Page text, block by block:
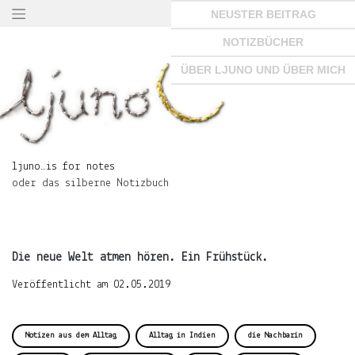
Springe
×
ljuno…
for
notes
Notizbuch
ljuno…is for notes
oder das silberne Notizbuch
Die neue Welt atmen hören. Ein Frühstück.
Veröffentlicht am 02.05.2019
Notizen aus dem Alltag Alltag in Indien die Nachbarin
NEUSTER BEITRAG
NOTIZBÜCHER
ÜBER LJUNO UND ÜBER MICH